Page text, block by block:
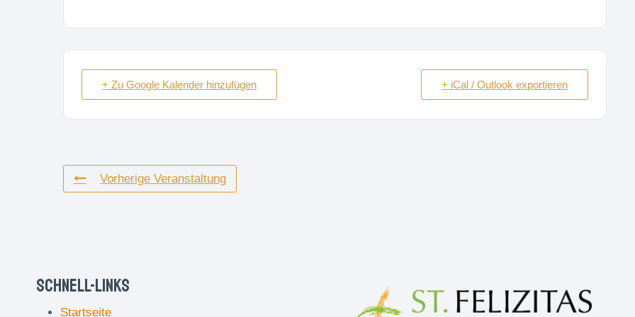
+ Zu Google Kalender hinzufügen + iCal / Outlook exportieren
Vorherige Veranstaltung
Schnell-Links
Startseite